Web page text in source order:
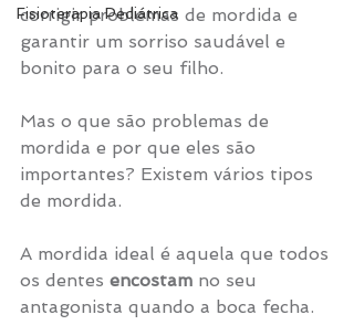
Fisioterapia Pediátrica
corrigir problemas de mordida e
garantir um sorriso saudável e
bonito para o seu filho.
Mas o que são problemas de
mordida e por que eles são
importantes? Existem vários tipos
de mordida.
A mordida ideal é aquela que todos
os dentes encostam no seu
antagonista quando a boca fecha.